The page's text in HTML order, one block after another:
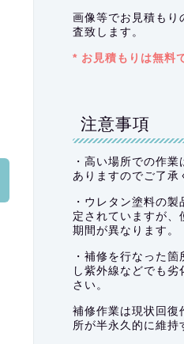
画像等でお見積もり
査致します。
* お見積もりは無料
注意事項
・高い場所での作
ありますのでご了承
・ウレタン塗料の
定されていますが、
期間が異なります。
・補修を行なった
し紫外線などでも
さい。
補修作業は現状回復
所が半永久的に維持